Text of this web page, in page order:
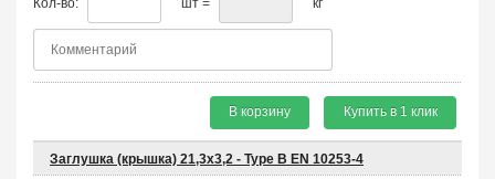
Кол-во: шт = кг
В корзину Купить в 1 клик
Заглушка (крышка) 21,3х3,2 - Type B EN 10253-4